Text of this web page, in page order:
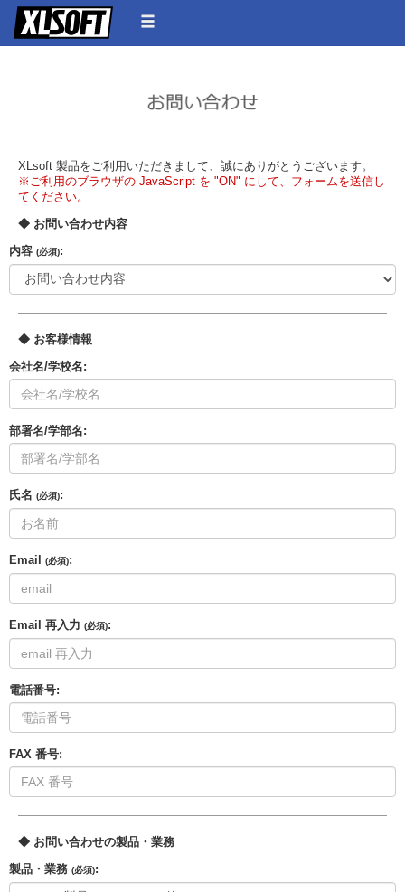
XLsoft 製品をご利用いただきまして、誠にありがとうございます。
※ご利用のブラウザの JavaScript を "ON" にして、フォームを送信し
てください。
◆ お問い合わせ内容
内容 (必須):
◆ お客様情報
会社名/学校名:
部署名/学部名:
氏名 (必須):
Email (必須):
Email 再入力 (必須):
電話番号:
FAX 番号:
◆ お問い合わせの製品・業務
製品・業務 (必須):